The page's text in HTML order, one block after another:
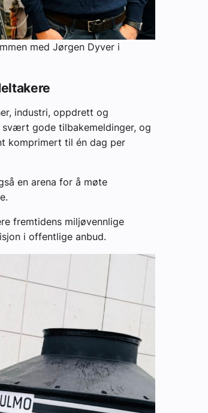
med Jørgen Dyver i
industri, oppdrett og
svært gode tilbakemeldinger, og
komprimert til én dag per
en arena for å møte
fremtidens miljøvennlige
i offentlige anbud.